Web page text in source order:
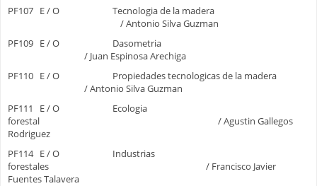
PF107 E / O Tecnologia de la madera
/ Antonio Silva Guzman
PF109 E / O Dasometria
/ Juan Espinosa Arechiga
PF110 E / O Propiedades tecnologicas de la madera
/ Antonio Silva Guzman
PF111 E / O Ecologia
forestal / Agustin Gallegos
Rodriguez
PF114 E / O Industrias
forestales / Francisco Javier
Fuentes Talavera